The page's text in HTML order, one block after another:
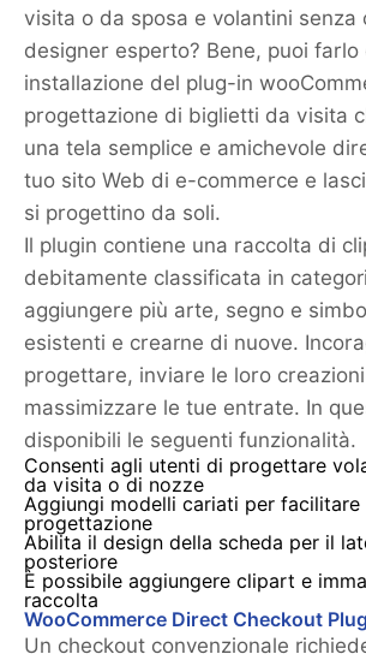
visita o da sposa e volantini senza
designer esperto? Bene, puoi farlo
installazione del plug-in
progettazione di biglietti da visita
una tela semplice e amichevole
tuo sito Web di e-commerce e
si progettino da soli.
Il plugin contiene una raccolta di
debitamente classificata in
aggiungere più arte, segno e
esistenti e crearne di nuove.
progettare, inviare le loro
massimizzare le tue entrate. In
disponibili le seguenti funzionalità.
Consenti agli utenti di progettare
da visita o di nozze
Aggiungi modelli cariati per facilitare
progettazione
Abilita il design della scheda per il
posteriore
È possibile aggiungere clipart e
raccolta
WooCommerce Direct Checkout
Un checkout convenzionale